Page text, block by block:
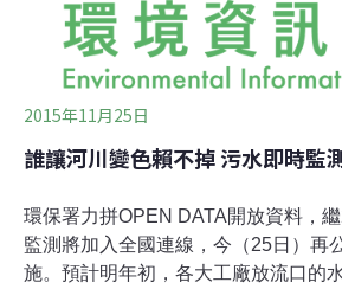
地方政府則負責劃設總量管制區域。
2015年11月25日
誰讓河川變色賴不掉 污水即時監
環保署力拼OPEN DATA開放資料，
監測將加入全國連線，今（25日）再
施。預計明年初，各大工廠放流口的